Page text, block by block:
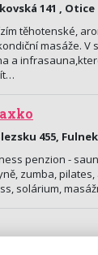
141 , Otice
těhotenské,
masáže. V
a
455, Fulnek
penzion -
zumba,
solárium,